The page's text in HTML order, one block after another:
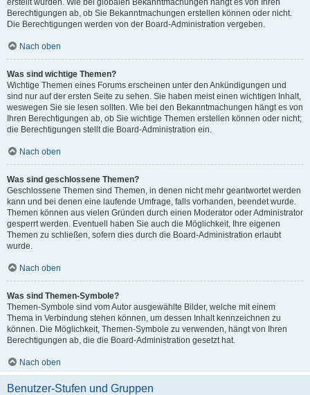
erstellt wurden. Wie bei globalen Bekanntmachungen hängt es von Ihren
Berechtigungen ab, ob Sie Bekanntmachungen erstellen können oder nicht.
Die Berechtigungen werden von der Board-Administration vergeben.
Nach oben
Was sind wichtige Themen?
Wichtige Themen eines Forums erscheinen unter den Ankündigungen und
sind nur auf der ersten Seite zu sehen. Sie haben meist einen wichtigen Inhalt,
weswegen Sie sie lesen sollten. Wie bei den Bekanntmachungen hängt es von
Ihren Berechtigungen ab, ob Sie wichtige Themen erstellen können oder nicht;
die Berechtigungen stellt die Board-Administration ein.
Nach oben
Was sind geschlossene Themen?
Geschlossene Themen sind Themen, in denen nicht mehr geantwortet werden
kann und bei denen eine laufende Umfrage, falls vorhanden, beendet wurde.
Themen können aus vielen Gründen durch einen Moderator oder Administrator
gesperrt werden. Eventuell haben Sie auch die Möglichkeit, Ihre eigenen
Themen zu schließen, sofern dies durch die Board-Administration erlaubt
wurde.
Nach oben
Was sind Themen-Symbole?
Themen-Symbole sind vom Autor ausgewählte Bilder, welche mit einem
Thema in Verbindung stehen können, um dessen Inhalt kennzeichnen zu
können. Die Möglichkeit, Themen-Symbole zu verwenden, hängt von Ihren
Berechtigungen ab, die die Board-Administration gesetzt hat.
Nach oben
Benutzer-Stufen und Gruppen